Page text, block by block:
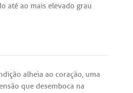
até ao mais elevado grau
alheia ao coração, uma
que desemboca na